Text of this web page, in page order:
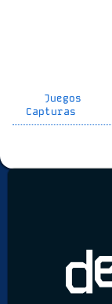
Juegos
Capturas